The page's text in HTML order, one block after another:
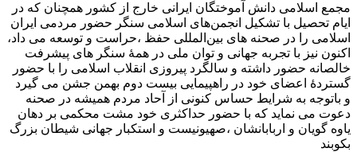
مجمع اسلامی دانش آموختگان ایرانی خارج از کشور همچنان که در
ایام تحصیل با تشکیل انجمن‌های اسلامی سنگر حضور مردمی ایران
اسلامی را در صحنه های بین‌المللی حفظ ،حراست و توسعه می داد،
اکنون نیز با تجربه جهانی و توان ملی در همۀ سنگر های پیشرفت
خالصانه حضور داشته و سالگرد پیروزی انقلاب اسلامی را با حضور
گستردۀ اعضای خود در راهپیمایی بیست دوم بهمن جشن می گیرد
و باتوجه به شرایط حساس کنونی از آحاد مردم همیشه در صحنه
دعوت می نماید که با حضور حداکثری خود مشت محکمی بر دهان
یاوه گویان و اربابانشان ،صهیونیست و استکبار جهانی شیطان بزرگ
بکوبند